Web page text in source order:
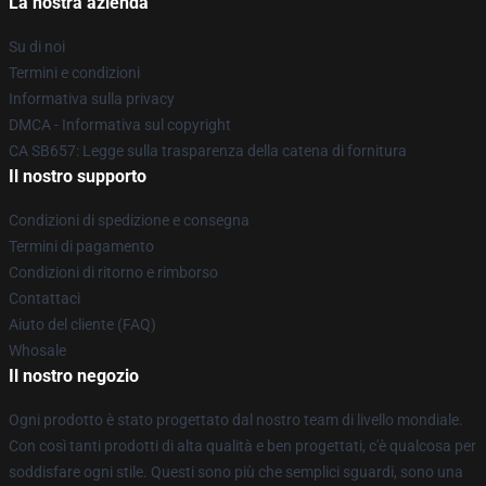
Su di noi
Termini e condizioni
Informativa sulla privacy
DMCA - Informativa sul copyright
CA SB657: Legge sulla trasparenza della catena di fornitura
Il nostro supporto
Condizioni di spedizione e consegna
Termini di pagamento
Condizioni di ritorno e rimborso
Contattaci
Aiuto del cliente (FAQ)
Whosale
Il nostro negozio
Ogni prodotto è stato progettato dal nostro team di livello mondiale.
Con così tanti prodotti di alta qualità e ben progettati, c'è qualcosa per
soddisfare ogni stile. Questi sono più che semplici sguardi, sono una